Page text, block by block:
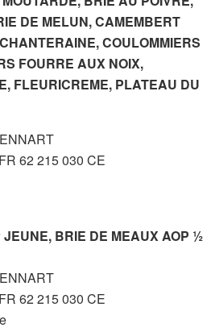
DE MELUN, CAMEMBERT
COULOMMIERS
FOURRE AUX NOIX,
FLEURICREME, PLATEAU DU
62 215 030 CE
BRIE DE MEAUX AOP ½
62 215 030 CE